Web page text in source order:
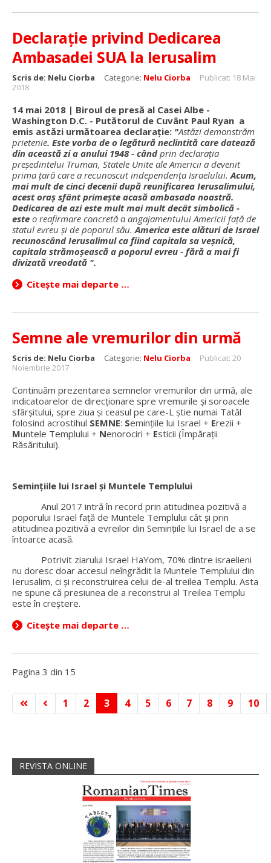
Declarație privind Dedicarea
Ambasadei SUA la Ierusalim
Scris de: Nelu Ciorba Categorie: Nelu Ciorba
Publicat: 18 Mai
2018
14 mai 2018 | Biroul de presă al Casei Albe -
Washington D.C. - Putătorul de Cuvânt Paul Ryan a
emis astăzi următoarea declarație: "Astăzi demonstrăm
prietenie. Este vorba de o legătură neclintită care datează
din această zi a anului 1948 - cândprin declarația
președintelui Truman, Statele Unite ale Americii a devenit
prima țară care a recunoscut independența Israelului. Acum,
mai mult de cinci decenii după reunificarea Ierusalimului,
acest oraș sfânt primește acasă ambasada noastră.
Dedicarea de azi este mult mai mult decât simbolică -
este o reafirmare concretă a angajamentului Americii față de
statul evreu și de poporul său. America este alături de Israel
recunoscând Ierusalimul ca fiind capitala sa veșnică,
capitala strămoșească a poporul evreu - fără a mai fi
divizată vreodată ".
Citește mai departe …
Semne ale vremurilor din urmă
Scris de: Nelu Ciorba Categorie: Nelu Ciorba
Publicat: 20
Noiembrie 2017
Continuăm prezentarea semnelor vremurilor din urmă, ale
indicatoarelor de direcţionare spre vremurile şi soroacele
sfârşitului, spre ziua şi ceasul pe care-L ştie numai Tatăl
folosind acrostihul SEMNE: Seminţiile lui Israel + Erezii +
Muntele Templului + Nenorociri + Esticii (Împăraţii
Răsăritului).
Semințiile lui Israel și Muntele Templului
Anul 2017 intră în record prin atitudinea pozitivă a
poporului Israel față de Muntele Templului cât și prin
atitudinea pozitivă a evreilor din Semințiile lui Israel de a se
întoarce acasă.
Potrivit ziarului Israel HaYom, 70% dintre israelieni
nu doresc doar accesul neîngrădit la Muntele Templului din
Ierusalim, ci și reconstruirea celui de-al treilea Templu. Asta
ne spune că presiunea de a reconstrui al Treilea Templu
este în creștere.
Citește mai departe …
Pagina 3 din 15
1 2 3 4 5 6 7 8 9 10
REVISTA ONLINE